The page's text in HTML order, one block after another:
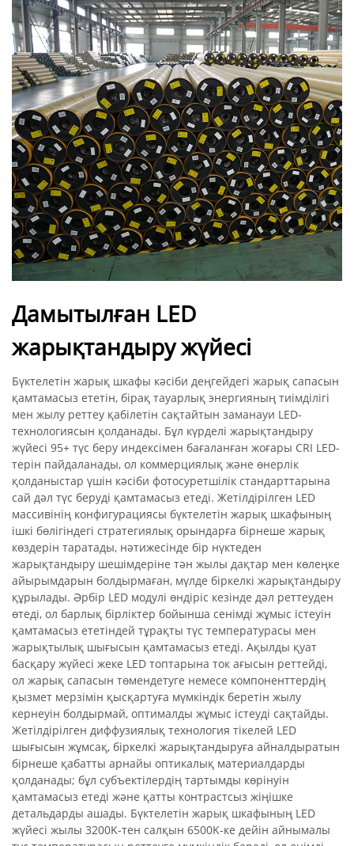
Дамытылған LED
жарықтандыру жүйесі
Бүктелетін жарық шкафы кәсіби деңгейдегі жарық сапасын
қамтамасыз ететін, бірақ тауарлық энергияның тиімділігі
мен жылу реттеу қабілетін сақтайтын заманауи LED-
технологиясын қолданады. Бұл күрделі жарықтандыру
жүйесі 95+ түс беру индексімен бағаланған жоғары CRI LED-
терін пайдаланады, ол коммерциялық және өнерлік
қолданыстар үшін кәсіби фотосуретшілік стандарттарына
сай дәл түс беруді қамтамасыз етеді. Жетілдірілген LED
массивінің конфигурациясы бүктелетін жарық шкафының
ішкі бөлігіндегі стратегиялық орындарға бірнеше жарық
көздерін таратады, нәтижесінде бір нүктеден
жарықтандыру шешімдеріне тән жылы дақтар мен көлеңке
айырымдарын болдырмаған, мүлде біркелкі жарықтандыру
құрылады. Әрбір LED модулі өндіріс кезінде дәл реттеуден
өтеді, ол барлық бірліктер бойынша сенімді жұмыс істеуін
қамтамасыз ететіндей тұрақты түс температурасы мен
жарықтылық шығысын қамтамасыз етеді. Ақылды қуат
басқару жүйесі жеке LED топтарына ток ағысын реттейді,
ол жарық сапасын төмендетуге немесе компоненттердің
қызмет мерзімін қысқартуға мүмкіндік беретін жылу
кернеуін болдырмай, оптималды жұмыс істеуді сақтайды.
Жетілдірілген диффузиялық технология тікелей LED
шығысын жұмсақ, біркелкі жарықтандыруға айналдыратын
бірнеше қабатты арнайы оптикалық материалдарды
қолданады; бұл субъектілердің тартымды көрінуін
қамтамасыз етеді және қатты контрастсыз жіңішке
детальдарды ашады. Бүктелетін жарық шкафының LED
жүйесі жылы 3200K-тен салқын 6500K-ке дейін айнымалы